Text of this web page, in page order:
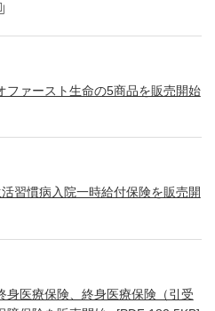
ファースト生命の5商品を販売開始
習慣病入院一時給付保険を販売開
身医療保険、終身医療保険（引受